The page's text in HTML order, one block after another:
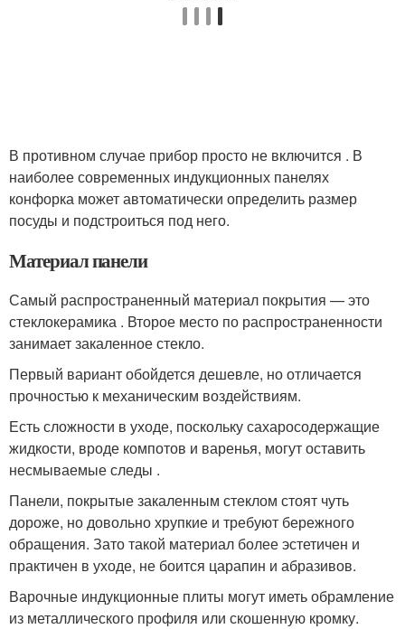
В противном случае прибор просто не включится . В
наиболее современных индукционных панелях
конфорка может автоматически определить размер
посуды и подстроиться под него.
Материал панели
Самый распространенный материал покрытия — это
стеклокерамика . Второе место по распространенности
занимает закаленное стекло.
Первый вариант обойдется дешевле, но отличается
прочностью к механическим воздействиям.
Есть сложности в уходе, поскольку сахаросодержащие
жидкости, вроде компотов и варенья, могут оставить
несмываемые следы .
Панели, покрытые закаленным стеклом стоят чуть
дороже, но довольно хрупкие и требуют бережного
обращения. Зато такой материал более эстетичен и
практичен в уходе, не боится царапин и абразивов.
Варочные индукционные плиты могут иметь обрамление
из металлического профиля или скошенную кромку.